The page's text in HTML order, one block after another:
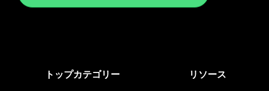
トップカテゴリー リソース